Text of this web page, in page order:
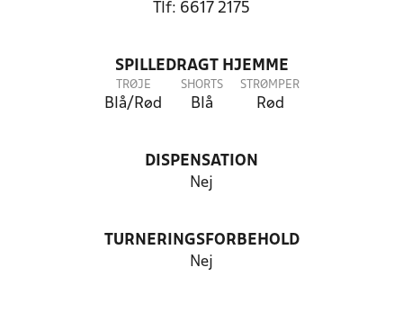
Tlf: 6617 2175
SPILLEDRAGT HJEMME
TRØJE
Blå/Rød
SHORTS
Blå
STRØMPER
Rød
DISPENSATION
Nej
TURNERINGSFORBEHOLD
Nej